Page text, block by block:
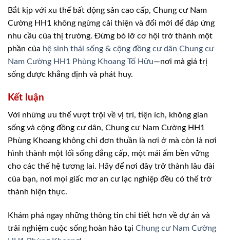
Bắt kịp với xu thế bất động sản cao cấp, Chung cư Nam
Cường HH1 không ngừng cải thiện và đổi mới để đáp ứng
nhu cầu của thị trường. Đừng bỏ lỡ cơ hội trở thành một
phần của hệ sinh thái sống & cộng đồng cư dân Chung cư
Nam Cường HH1 Phùng Khoang Tố Hữu—nơi mà giá trị
sống được khẳng định và phát huy.
Kết luận
Với những ưu thế vượt trội về vị trí, tiện ích, không gian
sống và cộng đồng cư dân, Chung cư Nam Cường HH1
Phùng Khoang không chỉ đơn thuần là nơi ở mà còn là nơi
hình thành một lối sống đẳng cấp, một mái ấm bền vững
cho các thế hệ tương lai. Hãy để nơi đây trở thành lâu đài
của bạn, nơi mọi giấc mơ an cư lạc nghiệp đều có thể trở
thành hiện thực.
Khám phá ngay những thông tin chi tiết hơn về dự án và
trải nghiệm cuộc sống hoàn hảo tại Chung cư Nam Cường